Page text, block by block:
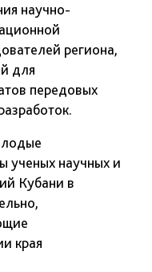
научно-
региона,
для
передовых
ученых научных и
Кубани в
края